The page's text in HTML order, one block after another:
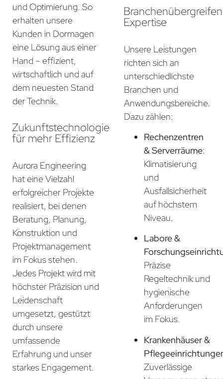
und Optimierung. So
erhalten unsere
Kunden in Dormagen
eine Lösung aus einer
Hand – effizient,
wirtschaftlich und auf
dem neuesten Stand
der Technik.
Zukunftstechnologie
für mehr Effizienz
Aurora Engineering
hat eine Vielzahl
erfolgreicher Projekte
realisiert, bei denen
Beratung, Planung,
Konstruktion und
Projektmanagement
im Fokus stehen.
Jedes Projekt wird mit
höchster Präzision und
Leidenschaft
umgesetzt, gestützt
durch unsere
umfassende
Erfahrung und unser
starkes Engagement.
Expertise
Unsere Leistungen
richten sich an
unterschiedlichste
Branchen und
Anwendungsbereiche.
Dazu zählen:
Rechenzentren
& Serverräume:
Klimatisierung
und
Ausfallsicherheit
auf höchstem
Niveau.
Labore &
Präzise
Regeltechnik und
hygienische
Anforderungen
im Fokus.
Krankenhäuser &
Zuverlässige